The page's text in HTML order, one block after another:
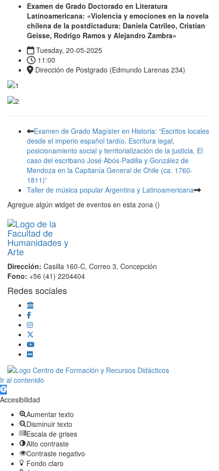
Examen de Grado Doctorado en Literatura
Latinoamericana: «Violencia y emociones en la novela
chilena de la postdictadura: Daniela Catrileo, Cristian
Geisse, Rodrigo Ramos y Alejandro Zambra»
Tuesday, 20-05-2025
11:00
Dirección de Postgrado (Edmundo Larenas 234)
Examen de Grado Magíster en Historia: “Escritos locales
desde el imperio español tardío. Escritura legal,
posicionamiento social y territorialización de la justicia. El
caso del escribano José Abós-Padilla y González de
Mendoza en la Capitanía General de Chile (ca. 1760-
1811)”
Taller de música popular Argentina y Latinoamericana
Agregue algún widget de eventos en esta zona ()
Dirección: Casilla 160-C, Correo 3, Concepción
Fono: +56 (41) 2204404
Redes sociales
Scroll
Up
Ir al contenido
Abrir barra de herramientas
Accesibilidad
Aumentar texto
Disminuir texto
Escala de grises
Alto contraste
Contraste negativo
Fondo claro